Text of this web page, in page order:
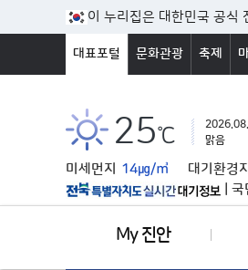
본문바로가기 이 누리집은 대한민국 공식
대표포털 문화관광 축제
25℃
맑음
미세먼지 14㎍/㎥ 대기환경
국
My 진안